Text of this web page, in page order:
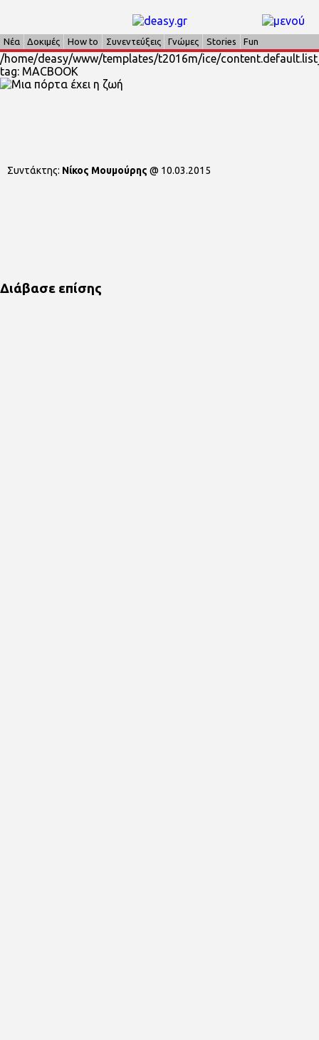
Νέα Δοκιμές How to Συνεντεύξεις Γνώμες Stories Fun
/home/deasy/www/templates/t2016m/ice/
tag: MACBOOK
Συντάκτης: Νίκος Μουμούρης @ 10.03.2015
Διάβασε επίσης